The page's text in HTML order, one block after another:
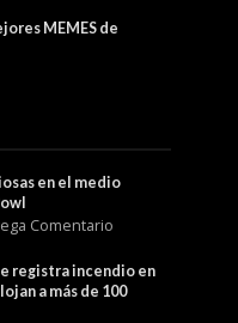
MEMES de
en el medio
Comentario
registra incendio en
a más de 100